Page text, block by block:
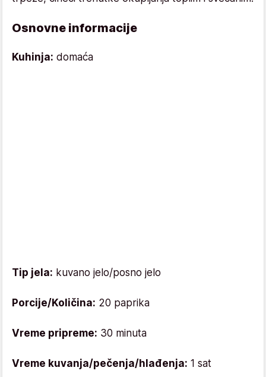
Osnovne informacije
Kuhinja: domaća
Tip jela: kuvano jelo/posno jelo
Porcije/Količina: 20 paprika
Vreme pripreme: 30 minuta
Vreme kuvanja/pečenja/hlađenja: 1 sat